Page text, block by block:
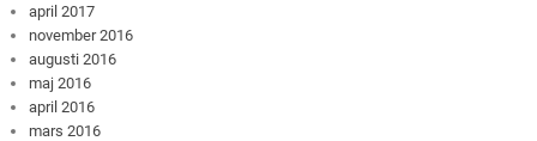
april 2017
november 2016
augusti 2016
maj 2016
april 2016
mars 2016